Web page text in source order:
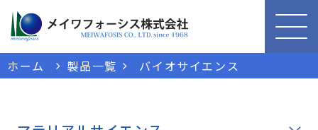
ホーム 製品一覧 バイオサイエンス